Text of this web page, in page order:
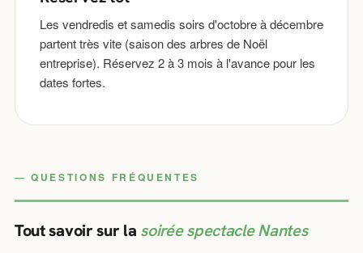
Les vendredis et samedis soirs d'octobre à décembre
partent très vite (saison des arbres de Noël
entreprise). Réservez 2 à 3 mois à l'avance pour les
dates fortes.
QUESTIONS FRÉQUENTES
Tout savoir sur la soirée spectacle Nantes